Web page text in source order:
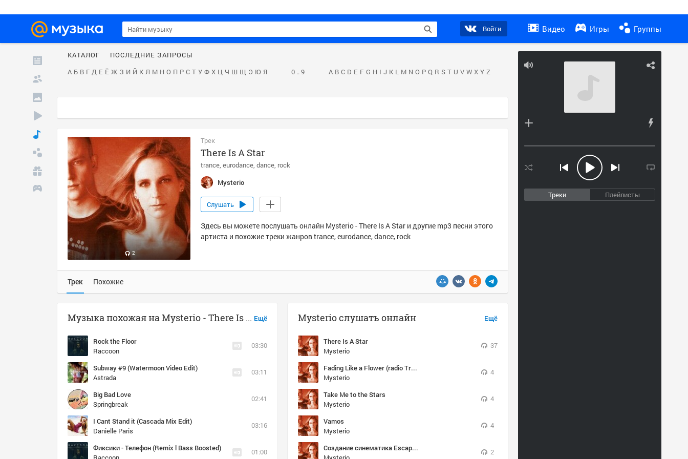
Войти Видео Игры Группы
Треки Плейлисты
КАТАЛОГ
ПОСЛЕДНИЕ ЗАПРОСЫ
А Б В Г Д Е Ё Ж З И Й К Л М Н О П Р С Т У Ф Х Ц Ч Ш Щ Э Ю Я 0 .. 9 A B C D E F G H I J K L M N O P Q R S T U V W X Y Z
2
Трек
There Is A Star
trance eurodance dance rock
Mysterio
Слушать
Здесь вы можете послушать онлайн Mysterio - There Is A Star и другие mp3 песни этого
артиста и похожие треки жанров trance, eurodance, dance, rock
Трек Похожие
Ещё
Музыка похожая на Mysterio - There Is A Star
Rock the Floor
Raccoon
03:30
Subway #9 (Watermoon Video Edit)
Astrada
03:11
Big Bad Love
Springbreak
02:41
I Cant Stand it (Cascada Mix Edit)
Danielle Paris
03:16
Фиксики - Телефон (Remix l Bass Boosted)
01:00
Ещё
Mysterio слушать онлайн
There Is A Star
Mysterio
37
Fading Like a Flower (radio Trance edit)
Mysterio
4
Take Me to the Stars
Mysterio
4
Vamos
Mysterio
4
Cоздание синематика Escape from Tarkov - YouTube
2